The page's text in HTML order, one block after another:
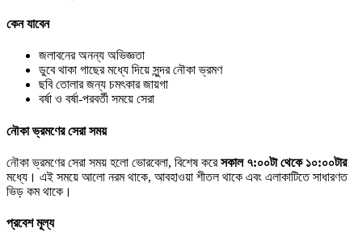
কেন যাবেন
জলাবনের অনন্য অভিজ্ঞতা
ডুবে থাকা গাছের মধ্যে দিয়ে সুন্দর নৌকা ভ্রমণ
ছবি তোলার জন্য চমৎকার জায়গা
বর্ষা ও বর্ষা-পরবর্তী সময়ে সেরা
নৌকা ভ্রমণের সেরা সময়
নৌকা ভ্রমণের সেরা সময় হলো ভোরবেলা, বিশেষ করেসকাল ৭:০০টা থেকে ১০:০০টার
মধ্যে। এই সময়ে আলো নরম থাকে, আবহাওয়া শীতল থাকে এবং এলাকাটিতে সাধারণত
ভিড় কম থাকে।
প্রবেশ মূল্য